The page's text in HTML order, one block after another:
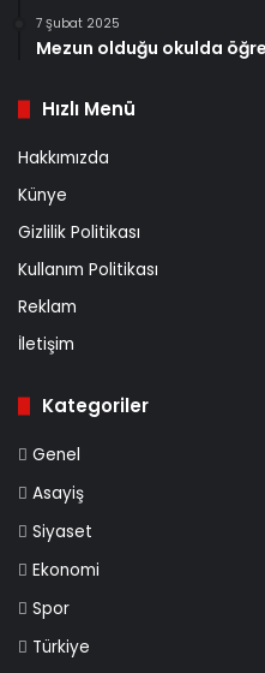
7 Şubat 2025
Mezun olduğu okulda
Hızlı Menü
Hakkımızda
Künye
Gizlilik Politikası
Kullanım Politikası
Reklam
İletişim
Kategoriler
Genel
Asayiş
Siyaset
Ekonomi
Spor
Türkiye